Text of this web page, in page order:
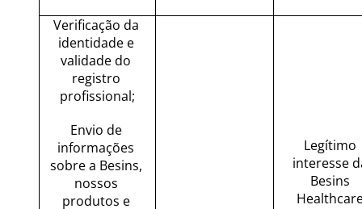
Verificação da
identidade e
validade do
registro
profissional;
Envio de
informações
sobre a Besins,
nossos
produtos e
Legítimo
interesse
Besins